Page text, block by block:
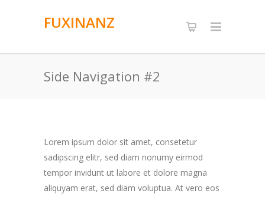
FUXINANZ
Side Navigation #2
Lorem ipsum dolor sit amet, consetetur
sadipscing elitr, sed diam nonumy eirmod
tempor invidunt ut labore et dolore magna
aliquyam erat, sed diam voluptua. At vero eos